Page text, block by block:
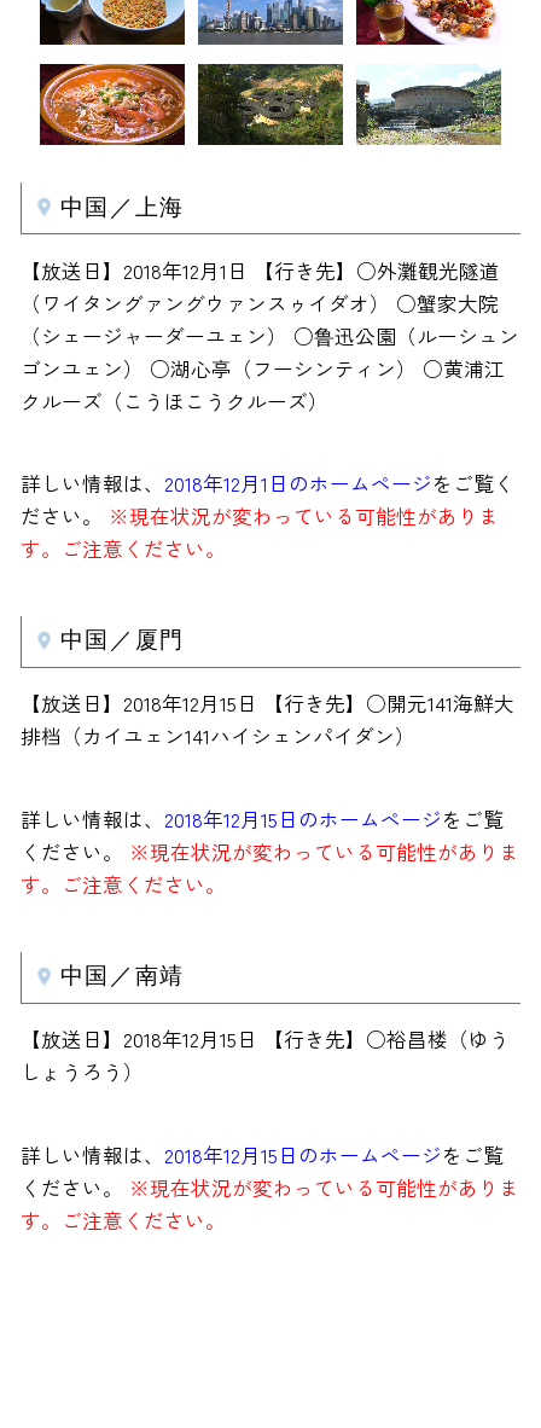
中国／上海
【放送日】2018年12月1日 【行き先】○外灘観光隧道
（ワイタングァングウァンスゥイダオ） ○蟹家大院
（シェージャーダーユェン） ○鲁迅公園（ルーシュン
ゴンユェン） ○湖心亭（フーシンティン） ○黄浦江
クルーズ（こうほこうクルーズ）
詳しい情報は、 2018年12月1日のホームページをご覧く
ださい。
※現在状況が変わっている可能性がありま
す。ご注意ください。
中国／厦門
【放送日】2018年12月15日 【行き先】○開元141海鮮大
排档（カイユェン141ハイシェンパイダン）
詳しい情報は、 2018年12月15日のホームページをご覧
ください。
※現在状況が変わっている可能性がありま
す。ご注意ください。
中国／南靖
【放送日】2018年12月15日 【行き先】○裕昌楼（ゆう
しょうろう）
詳しい情報は、 2018年12月15日のホームページをご覧
ください。
※現在状況が変わっている可能性がありま
す。ご注意ください。